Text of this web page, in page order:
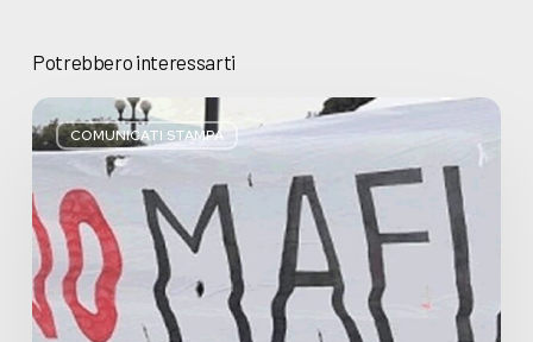
Potrebbero interessarti
COMUNICATI STAMPA
Basta
bugie,
Regione
Lombardia
pratica
l’antimafia
solo
a
parole